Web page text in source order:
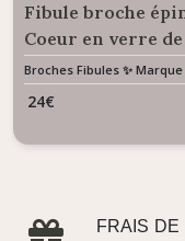
Fibule broche
Coeur en verre de
murano
Broches Fibules ✨
✨ Bijoux De Sac
24€
FRAIS DE